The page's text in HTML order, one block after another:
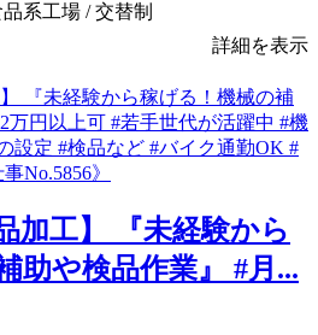
系工場 / 交替制
詳細を表示
加工】 『未経験から
助や検品作業』 #月...